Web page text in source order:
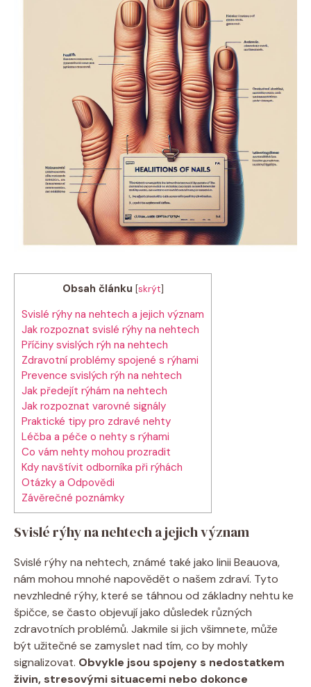
Obsah článku [skrýt]
Svislé rýhy na nehtech a jejich význam
Jak rozpoznat svislé rýhy na nehtech
Příčiny svislých rýh na nehtech
Zdravotní problémy spojené s rýhami
Prevence svislých rýh na nehtech
Jak předejít rýhám na nehtech
Jak rozpoznat varovné signály
Praktické tipy pro zdravé nehty
Léčba a péče o nehty s rýhami
Co vám nehty mohou prozradit
Kdy navštívit odborníka při rýhách
Otázky a Odpovědi
Závěrečné poznámky
Svislé rýhy na nehtech a jejich význam
Svislé rýhy na nehtech, známé také jako linii Beauova,
nám mohou mnohé napovědět o našem zdraví. Tyto
nevzhledné rýhy, které se táhnou od základny nehtu ke
špičce, se často objevují jako důsledek různých
zdravotních problémů. Jakmile si jich všimnete, může
být užitečné se zamyslet nad tím, co by mohly
signalizovat. Obvykle jsou spojeny s nedostatkem
živin, stresovými situacemi nebo dokonce